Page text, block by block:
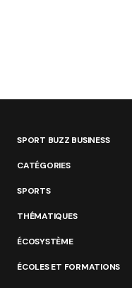
SPORT BUZZ BUSINESS
CATÉGORIES
SPORTS
THÉMATIQUES
ÉCOSYSTÈME
ÉCOLES ET FORMATIONS